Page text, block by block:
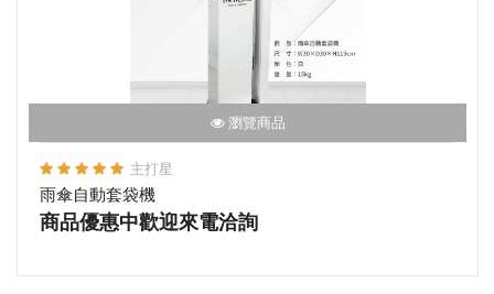
瀏覽商品
主打星
雨傘自動套袋機
商品優惠中歡迎來電洽詢